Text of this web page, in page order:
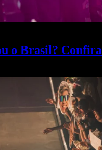
o Brasil? Confira